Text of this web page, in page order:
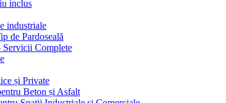
inclus
industriale
de Pardoseală
Servicii Complete
și Private
Beton și Asfalt